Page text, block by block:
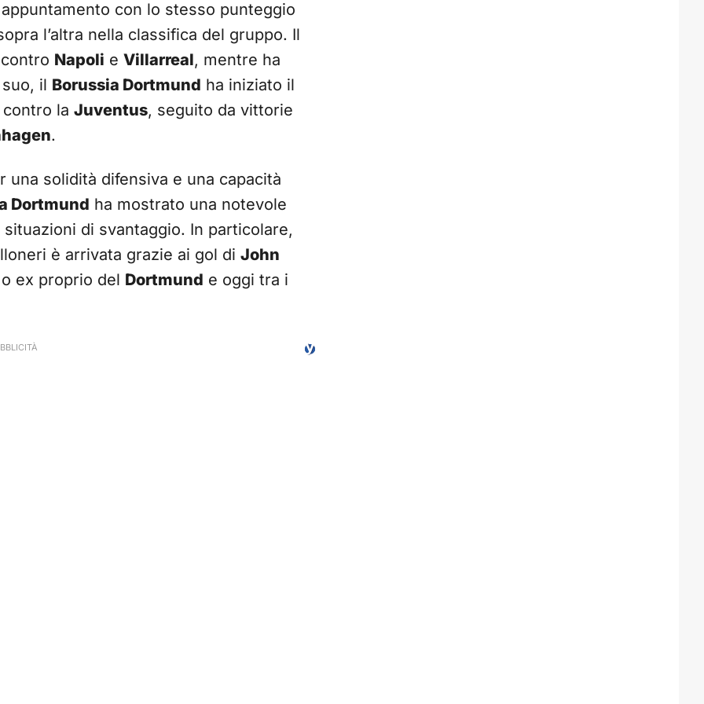
con lo stesso punteggio
l’altra nella classifica del gruppo. Il
Napoli e Villarreal, mentre ha
il Borussia Dortmund ha iniziato il
la Juventus, seguito da vittorie
.
solidità difensiva e una capacità
Dortmund ha mostrato una notevole
di svantaggio. In particolare,
è arrivata grazie ai gol di John
ex proprio del Dortmund e oggi tra i